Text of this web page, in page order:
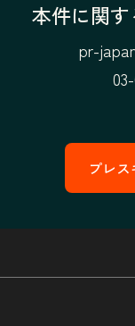
本件に関
pr-
プレ